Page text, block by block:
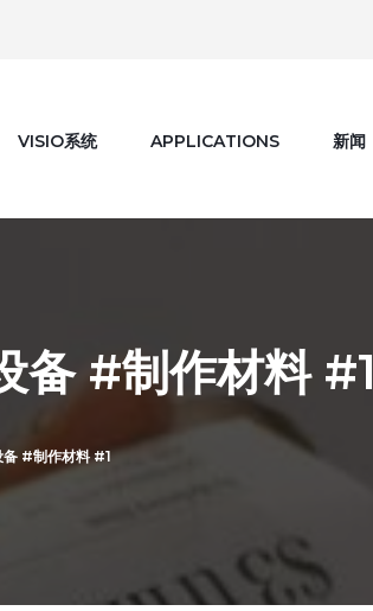
VISIO系统 APPLICATIONS 新闻
#制作材料 #1
#制作材料 #1